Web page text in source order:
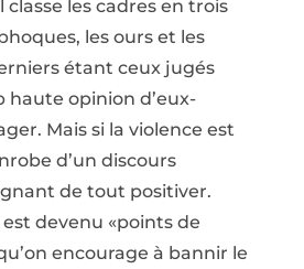
classe les cadres en trois
les ours et les
étant ceux jugés
opinion d’eux-
Mais si la violence est
d’un discours
de tout positiver.
devenu «points de
encourage à bannir le